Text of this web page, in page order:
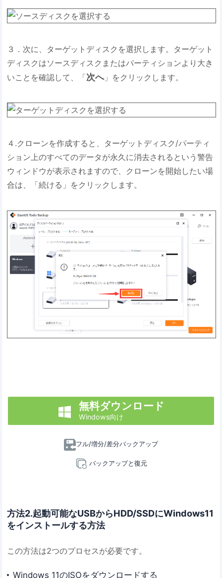
３．次に、ターゲットディスクを選択します。ターゲット
ディスクはソースディスクまたはパーティションより大き
いことを確認して、「次へ」をクリックします。
４.クローンを作成すると、ターゲットディスク/パーティ
ション上のすべてのデータが永久に消去されるという警告
ウィンドウが表示されますので、クローンを開始したい場
合は、「続ける」をクリックします。
 無料ダウンロード
Windows向け
フル/増分/差分バックアップ
バックアップと復元
方法2.起動可能なUSBからHDD/SSDにWindows11
をインストールする方法
この方法は2つのプロセスが必要です。
Windows 11のISOをダウンロードする